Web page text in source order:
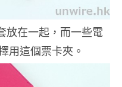
在一起，而一些電
用這個票卡夾。